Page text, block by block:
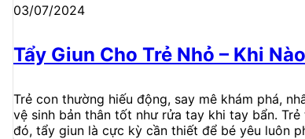
03/07/2024
Tẩy Giun Cho Trẻ Nhỏ – Khi
Trẻ con thường hiếu động, say mê khám phá,
vệ sinh bản thân tốt như rửa tay khi tay bẩn.
đó, tẩy giun là cực kỳ cần thiết để bé yêu luôn